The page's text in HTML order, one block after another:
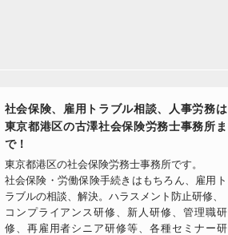
社会保険、雇用トラブル相談、人事労務は
東京都港区の古澤社会保険労務士事務所ま
で！
東京都港区の社会保険労務士事務所です。
社会保険・労働保険手続きはもちろん、雇用ト
ラブルの相談、解決。ハラスメント防止研修、
コンプライアンス研修、新人研修、管理職研
修、再雇用者シニア研修等、各種セミナー研